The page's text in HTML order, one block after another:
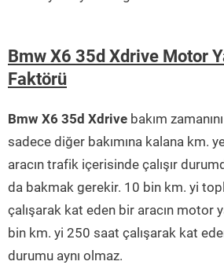
Bmw X6 35d Xdrive Motor
Faktörü
Bmw X6 35d Xdrive bakım
sadece diğer bakımına kalana km.
aracın trafik içerisinde çalışır
da bakmak gerekir. 10 bin km. yi
çalışarak kat eden bir aracın motor
bin km. yi 250 saat çalışarak kat
durumu aynı olmaz.